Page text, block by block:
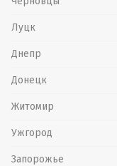
Луцк
Днепр
Донецк
Житомир
Ужгород
Запорожье